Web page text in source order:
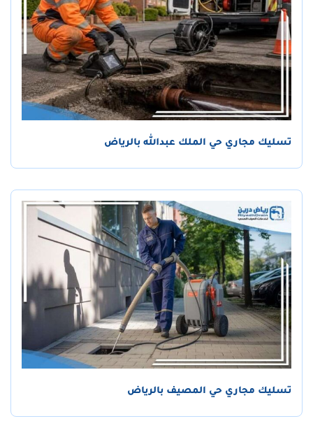
تسليك مجاري حي الملك عبدالله بالرياض
تسليك مجاري حي المصيف بالرياض